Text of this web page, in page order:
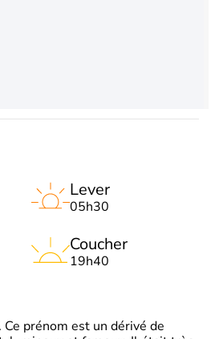
Lever
05h30
Coucher
19h40
prénom est un dérivé de